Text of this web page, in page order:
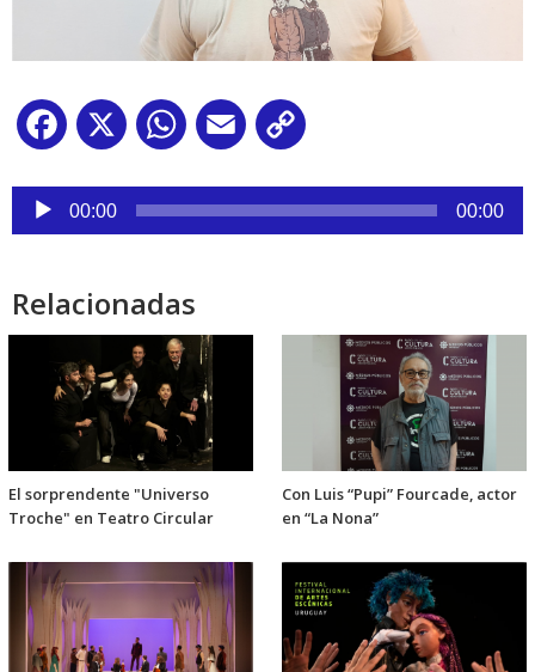
Facebook
X WhatsApp
Email
Reproductor
audio
00:00 00:00
Relacionadas
El sorprendente "Universo
Troche" en Teatro Circular
Con Luis “Pupi” Fourcade, actor
en “La Nona”